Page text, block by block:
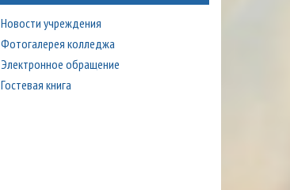
Новости учреждения
Фотогалерея колледжа
Электронное обращение
Гостевая книга